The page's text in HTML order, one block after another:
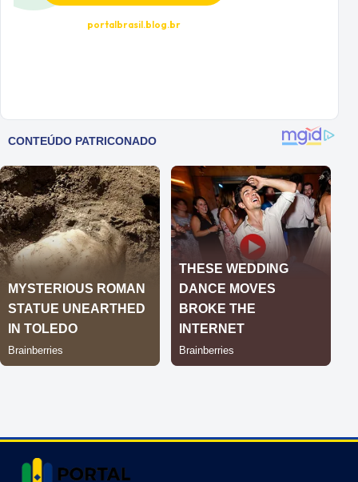
portalbrasil.blog.br